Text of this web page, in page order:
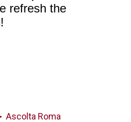
Ascolta Roma